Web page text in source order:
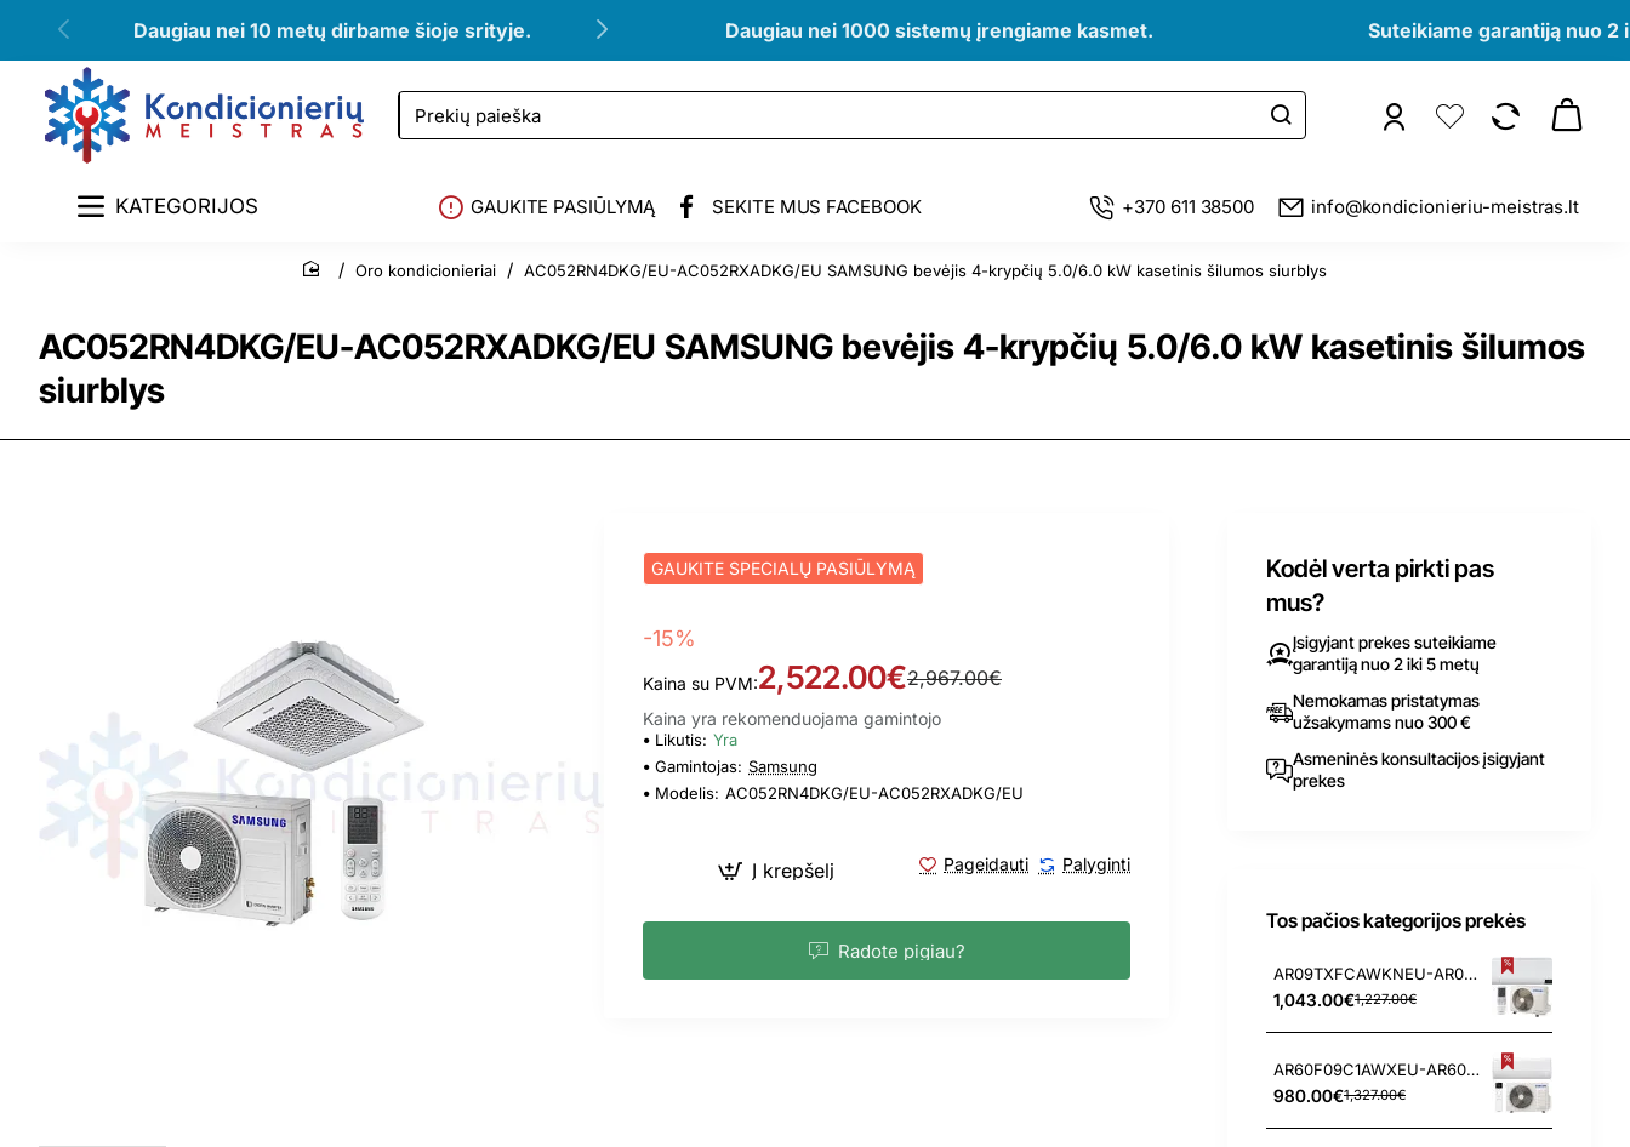
Daugiau nei 10 metų dirbame šioje srityje. Daugiau nei 1000 sistemų įrengiame kasmet. Suteikiame garantiją nuo 2
Prekių
paieška
KATEGORIJOS GAUKITE PASIŪLYMĄ SEKITE MUS FACEBOOK +370 611 38500 info@kondicionieriu-meistras.lt
AC052RN4DKG/EU-AC052RXADKG/EU SAMSUNG bevėjis 4-krypčių 5.0/6.0 kW kasetinis šilumos
siurblys
home
Oro kondicionieriai AC052RN4DKG/EU-AC052RXADKG/EU SAMSUNG bevėjis 4-krypčių 5.0/6.0 kW kasetinis šilumos siurblys
GAUKITE SPECIALŲ PASIŪLYMĄ
-15%
Kaina su PVM:2,522.00€2,967.00€
Kaina yra rekomenduojama gamintojo
Likutis: Yra
Gamintojas: Samsung
Modelis: AC052RN4DKG/EU-AC052RXADKG/EU
Į krepšelį
Radote pigiau?
Pageidauti Palyginti
Kodėl verta pirkti pas
mus?
Įsigyjant prekes suteikiame
garantiją nuo 2 iki 5 metų
Nemokamas pristatymas
užsakymams nuo 300 €
Asmeninės konsultacijos įsigyjant
prekes
Tos pačios kategorijos prekės
AR09TXFCAWKNEU-AR09TXFCAWKXEU Samsung Arise 2.5/3.2 kW oro kondicionierius
1,043.00€1,227.00€
AR60F09C1AWXEU-AR60F09C1AWNEU Samsung WindFree Comfort S2 2.5/3.2 kW oro kondicionierius
980.00€1,327.00€